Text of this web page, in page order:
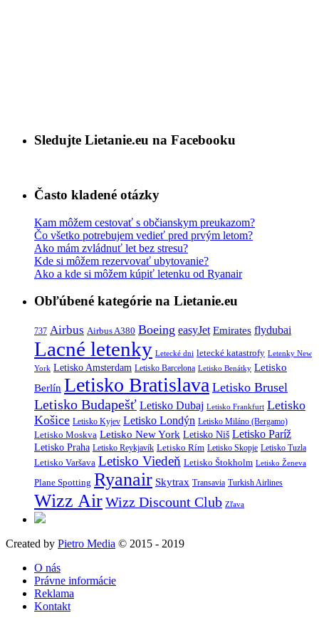
Sledujte Lietanie.eu na Facebooku
Často kladené otázky
Kam môžem cestovať s občianskym preukazom?
Čo všetko potrebujem vedieť pred prvým letom?
Ako mám zvládnuť let bez stresu?
Kde si môžem rezervovať ubytovanie?
Ako a kde si môžem kúpiť letenku od Ryanair
Obľúbené kategórie na Lietanie.eu
737 Airbus Airbus A380 Boeing easyJet Emirates flydubai
Lacné letenky Letecké dni letecké katastrofy Letenky New
York Letisko Amsterdam Letisko Barcelona Letisko Benátky Letisko
Berlín Letisko Bratislava Letisko Brusel
Letisko Budapešť Letisko Dubaj Letisko Frankfurt Letisko
Košice Letisko Kyjev Letisko Londýn Letisko Miláno (Bergamo)
Letisko Moskva Letisko New York Letisko Niš Letisko Paríž
Letisko Praha Letisko Reykjavík Letisko Rím Letisko Skopje Letisko Tuzla
Letisko Varšava Letisko Viedeň Letisko Štokholm Letisko Ženeva
Plane Spotting Ryanair Skytrax Transavia Turkish Airlines
Wizz AirWizz Discount Club Zľava
Created by Pietro Media © 2015 - 2019
O nás
Právne informácie
Reklama
Kontakt